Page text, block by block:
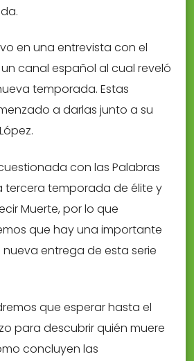
en una entrevista con el
un canal español al cual reveló
temporada. Estas
a darlas junto a su
con las Palabras
temporada de élite y
Muerte, por lo que
que hay una importante
entrega de esta serie
que esperar hasta el
para descubrir quién muere
concluyen las